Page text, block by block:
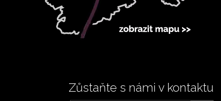
Zůstaňte s námi v kontaktu